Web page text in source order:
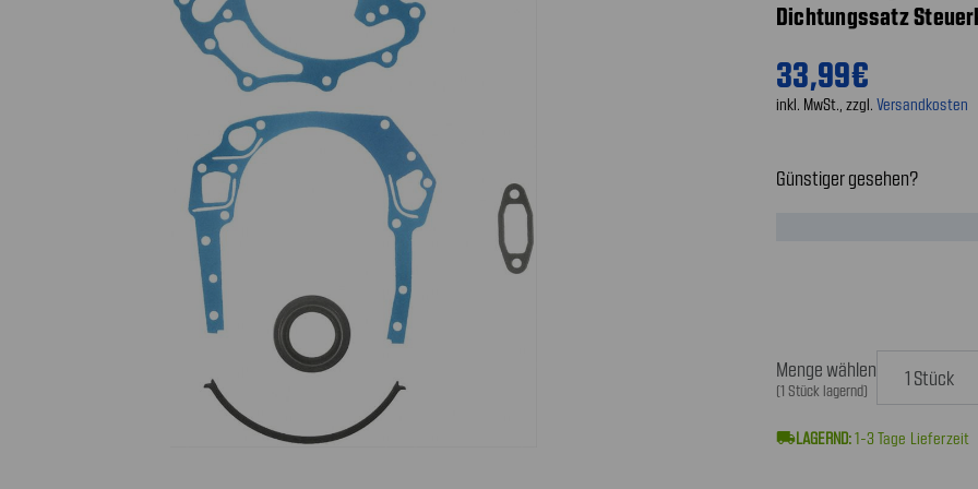
Dichtungssatz
33,99€
inkl. MwSt., zzgl. Versandkosten
Günstiger gesehen?
Menge wählen
(1 Stück lagernd)
local_shipping 1-3 Tage Lieferzeit